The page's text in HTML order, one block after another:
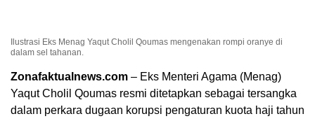
Ilustrasi Eks Menag Yaqut Cholil Qoumas mengenakan rompi oranye di
dalam sel tahanan.
Zonafaktualnews.com – Eks Menteri Agama (Menag)
Yaqut Cholil Qoumas resmi ditetapkan sebagai tersangka
dalam perkara dugaan korupsi pengaturan kuota haji tahun